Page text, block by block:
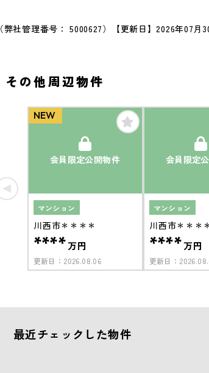
（弊社管理番号： 5000627） 【更新日】2026年07月
その他周辺物件
会員限定公開物件
NEW
マンション
川西市＊＊＊＊
****万円
更新日： 2026.08.06
会員限定
マンション
川西市＊＊＊＊
****万円
更新日：
最近チェックした物件